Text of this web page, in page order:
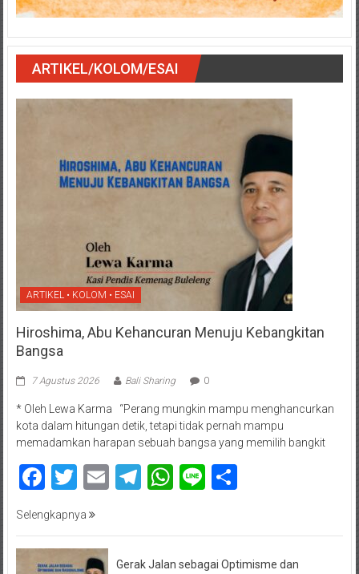
ARTIKEL/KOLOM/ESAI
ARTIKEL • KOLOM • ESAI
Hiroshima, Abu Kehancuran Menuju Kebangkitan
Bangsa
7 Agustus 2026 Bali Sharing 0
* Oleh Lewa Karma “Perang mungkin mampu menghancurkan
kota dalam hitungan detik, tetapi tidak pernah mampu
memadamkan harapan sebuah bangsa yang memilih bangkit
Facebook
Twitter
EmailTelegram
WhatsApp
LineShare
Selengkapnya
Gerak Jalan sebagai Optimisme dan